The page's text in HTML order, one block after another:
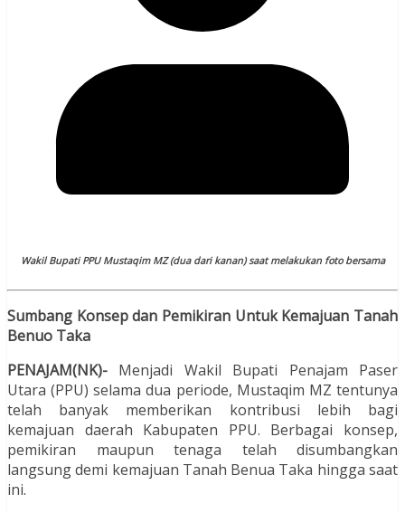
Wakil Bupati PPU Mustaqim MZ (dua dari kanan) saat melakukan foto bersama
Sumbang Konsep dan Pemikiran Untuk Kemajuan Tanah
Benuo Taka
PENAJAM(NK)- Menjadi Wakil Bupati Penajam Paser
Utara (PPU) selama dua periode, Mustaqim MZ tentunya
telah banyak memberikan kontribusi lebih bagi
kemajuan daerah Kabupaten PPU. Berbagai konsep,
pemikiran maupun tenaga telah disumbangkan
langsung demi kemajuan Tanah Benua Taka hingga saat
ini.